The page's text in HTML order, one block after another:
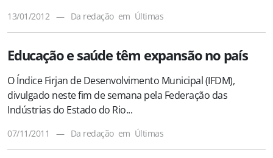
13/01/2012 — Da redação em Últimas
Educação e saúde têm expansão no país
O Índice Firjan de Desenvolvimento Municipal (IFDM),
divulgado neste fim de semana pela Federação das
Indústrias do Estado do Rio...
07/11/2011 — Da redação em Últimas